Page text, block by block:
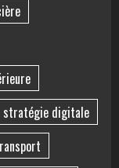
stratégie digitale